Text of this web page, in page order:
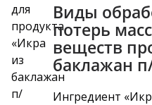
Виды
потерь
веществ
баклажан
Ингредиент